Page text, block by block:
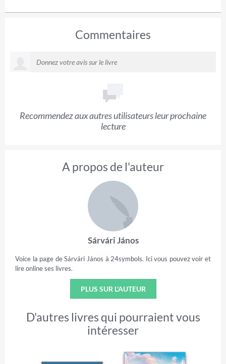
Commentaires
Recommendez aux autres utilisateurs leur prochaine
lecture
A propos de l'auteur
Sárvári János
Voice la page de Sárvári János à 24symbols. Ici vous pouvez voir et
lire online ses livres.
PLUS SUR L'AUTEUR
D'autres livres qui pourraient vous
intéresser